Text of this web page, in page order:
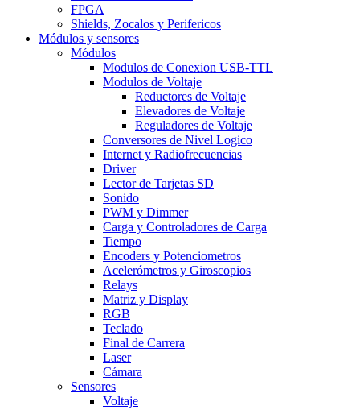
FPGA
Shields, Zocalos y Perifericos
Módulos y sensores
Módulos
Modulos de Conexion USB-TTL
Modulos de Voltaje
Reductores de Voltaje
Elevadores de Voltaje
Reguladores de Voltaje
Conversores de Nivel Logico
Internet y Radiofrecuencias
Driver
Lector de Tarjetas SD
Sonido
PWM y Dimmer
Carga y Controladores de Carga
Tiempo
Encoders y Potenciometros
Acelerómetros y Giroscopios
Relays
Matriz y Display
RGB
Teclado
Final de Carrera
Laser
Cámara
Sensores
Voltaje